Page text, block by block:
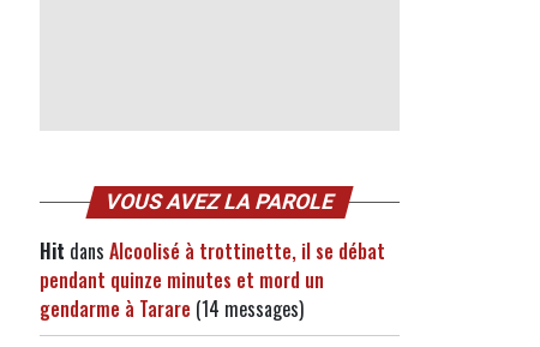
VOUS AVEZ LA PAROLE
Hit dans Alcoolisé à trottinette, il se débat
pendant quinze minutes et mord un
gendarme à Tarare (14 messages)